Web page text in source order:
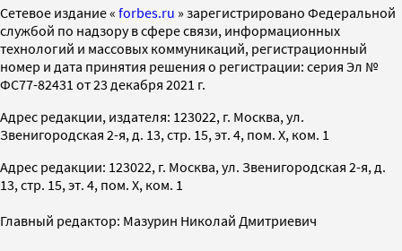
Cетевое издание « forbes.ru » зарегистрировано Федеральной
службой по надзору в сфере связи, информационных
технологий и массовых коммуникаций, регистрационный
номер и дата принятия решения о регистрации: серия Эл №
ФС77-82431 от 23 декабря 2021 г.
Адрес редакции, издателя: 123022, г. Москва, ул.
Звенигородская 2-я, д. 13, стр. 15, эт. 4, пом. X, ком. 1
Адрес редакции: 123022, г. Москва, ул. Звенигородская 2-я, д.
13, стр. 15, эт. 4, пом. X, ком. 1
Главный редактор: Мазурин Николай Дмитриевич